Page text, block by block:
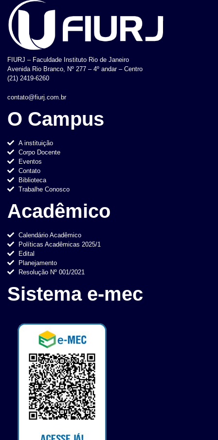
FIURJ – Faculdade Instituto Rio de Janeiro
Avenida Rio Branco, Nº 277 – 4º andar – Centro
(21) 2419-6260
contato@fiurj.com.br
O Campus
A instituição
Corpo Docente
Eventos
Contato
Biblioteca
Trabalhe Conosco
Acadêmico
Calendário Acadêmico
Políticas Acadêmicas 2025/1
Edital
Planejamento
Resolução Nº 001/2021
Sistema e-mec